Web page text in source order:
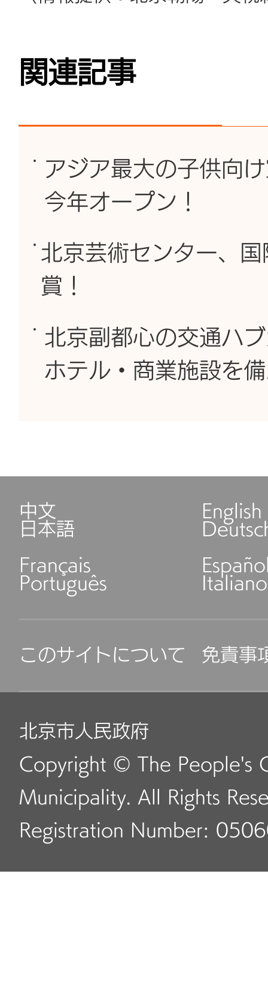
関連記事
アジア最大の子供向
今年オープン！
北京芸術センター、
賞！
北京副都心の交通ハ
ホテル・商業施設を
中文 English
日本語
Français
Português Italiano
このサイトについて 免責事
北京市人民政府
Copyright © The People's
Municipality. All Rights
Registration Number: